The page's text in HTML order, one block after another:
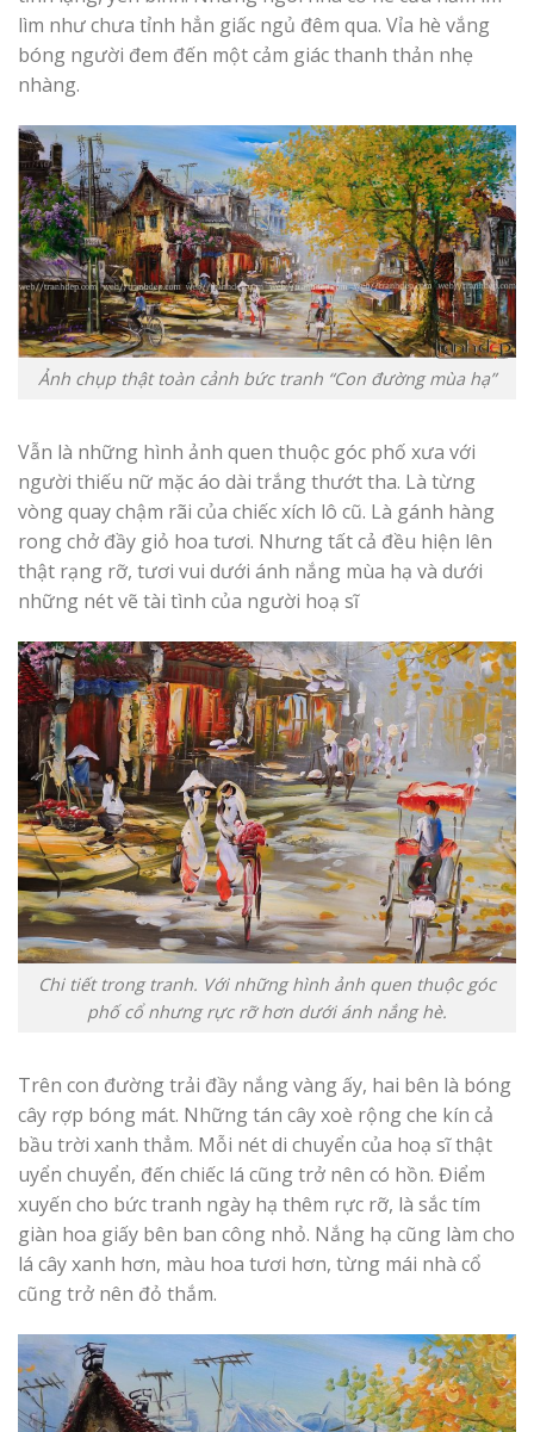
lìm như chưa tỉnh hẳn giấc ngủ đêm qua. Vỉa hè vắng
bóng người đem đến một cảm giác thanh thản nhẹ
nhàng.
Ảnh chụp thật toàn cảnh bức tranh “Con đường mùa hạ”
Vẫn là những hình ảnh quen thuộc góc phố xưa với
người thiếu nữ mặc áo dài trắng thướt tha. Là từng
vòng quay chậm rãi của chiếc xích lô cũ. Là gánh hàng
rong chở đầy giỏ hoa tươi. Nhưng tất cả đều hiện lên
thật rạng rỡ, tươi vui dưới ánh nắng mùa hạ và dưới
những nét vẽ tài tình của người hoạ sĩ
Chi tiết trong tranh. Với những hình ảnh quen thuộc góc
phố cổ nhưng rực rỡ hơn dưới ánh nắng hè.
Trên con đường trải đầy nắng vàng ấy, hai bên là bóng
cây rợp bóng mát. Những tán cây xoè rộng che kín cả
bầu trời xanh thẳm. Mỗi nét di chuyển của hoạ sĩ thật
uyển chuyển, đến chiếc lá cũng trở nên có hồn. Điểm
xuyến cho bức tranh ngày hạ thêm rực rỡ, là sắc tím
giàn hoa giấy bên ban công nhỏ. Nắng hạ cũng làm cho
lá cây xanh hơn, màu hoa tươi hơn, từng mái nhà cổ
cũng trở nên đỏ thắm.